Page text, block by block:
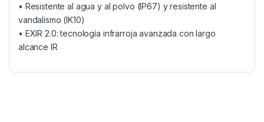
• Resistente al agua y al polvo (IP67) y resistente al
vandalismo (IK10)
• EXIR 2.0: tecnología infrarroja avanzada con largo
alcance IR